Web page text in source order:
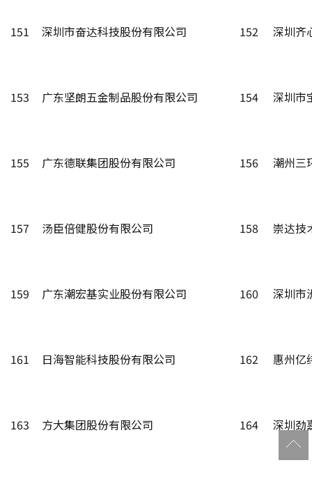
151 深圳市奋达科技股份有限公司 152 深圳齐
153 广东坚朗五金制品股份有限公司 154 深圳市
155 广东德联集团股份有限公司 156 潮州三
157 汤臣倍健股份有限公司 158 崇达技
159 广东潮宏基实业股份有限公司 160 深圳市
161 日海智能科技股份有限公司 162 惠州亿
163 方大集团股份有限公司 164 深圳劲